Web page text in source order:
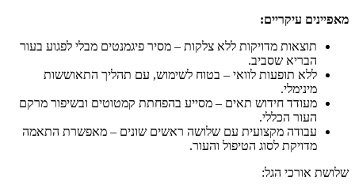
מאפיינים עיקריים:
תוצאות מדויקות ללא צלקות – מסיר פיגמנטים מבלי לפגוע בעור
הבריא שסביב.
ללא תופעות לוואי – בטוח לשימוש, עם תהליך התאוששות
מינימלי.
מעודד חידוש תאים – מסייע בהפחתת קמטוטים ובשיפור מרקם
העור הכללי.
עבודה מקצועית עם שלושה ראשים שונים – מאפשרת התאמה
מדויקת לסוג הטיפול והעור.
שלושת אורכי הגל: